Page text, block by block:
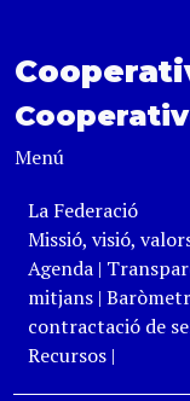
Menú
La Federació
Missió, visió,
Agenda |
mitjans|
contractació de
Recursos|